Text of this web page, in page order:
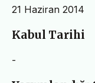
21 Haziran 2014
Kabul Tarihi
-